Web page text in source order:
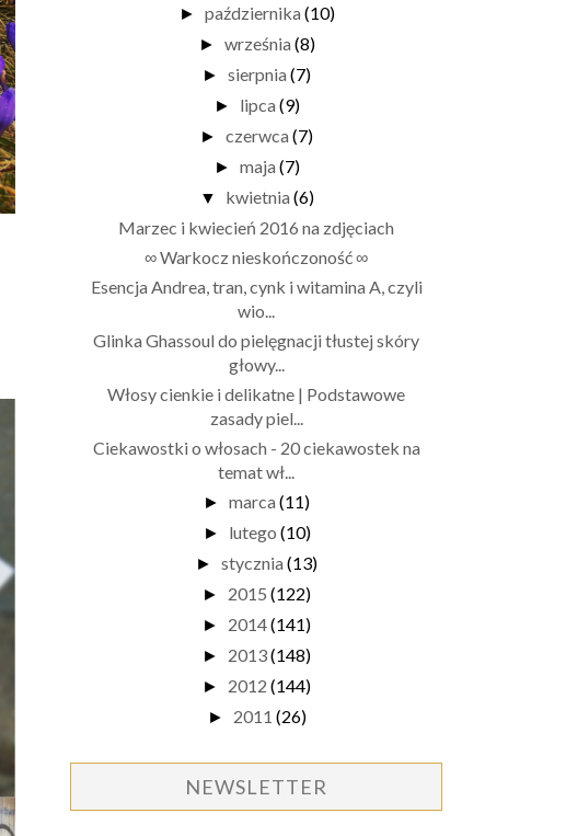
► października (10)
► września (8)
► sierpnia (7)
► lipca (9)
► czerwca (7)
► maja (7)
▼ kwietnia (6)
Marzec i kwiecień 2016 na zdjęciach
∞ Warkocz nieskończoność ∞
Esencja Andrea, tran, cynk i witamina A, czyli
wio...
Glinka Ghassoul do pielęgnacji tłustej skóry
głowy...
Włosy cienkie i delikatne | Podstawowe
zasady piel...
Ciekawostki o włosach - 20 ciekawostek na
temat wł...
► marca (11)
► lutego (10)
► stycznia (13)
► 2015 (122)
► 2014(141)
► 2013(148)
► 2012 (144)
► 2011 (26)
NEWSLETTER